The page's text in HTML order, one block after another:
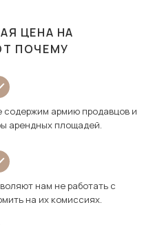
ЦЕНА НА
ПОЧЕМУ
содержим армию продавцов и
арендных площадей.
нам не работать с
на их комиссиях.